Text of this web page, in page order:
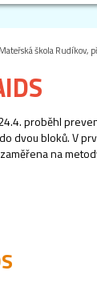
škola Rudíkov,
proběhl
dvou bloků. V
na